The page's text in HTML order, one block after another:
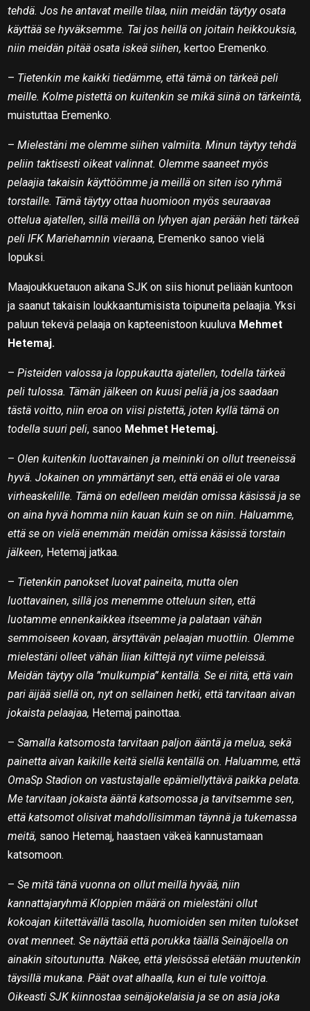
tehdä. Jos he antavat meille tilaa, niin meidän täytyy osata
käyttää se hyväksemme. Tai jos heillä on joitain heikkouksia,
niin meidän pitää osata iskeä siihen, kertoo Eremenko.
– Tietenkin me kaikki tiedämme, että tämä on tärkeä peli
meille. Kolme pistettä on kuitenkin se mikä siinä on tärkeintä,
muistuttaa Eremenko.
–Mielestäni me olemme siihen valmiita. Minun täytyy tehdä
peliin taktisesti oikeat valinnat. Olemme saaneet myös
pelaajia takaisin käyttöömme ja meillä on siten iso ryhmä
torstaille. Tämä täytyy ottaa huomioon myös seuraavaa
ottelua ajatellen, sillä meillä on lyhyen ajan perään heti tärkeä
peli IFK Mariehamnin vieraana, Eremenko sanoo vielä
lopuksi.
Maajoukkuetauon aikana SJK on siis hionut peliään kuntoon
ja saanut takaisin loukkaantumisista toipuneita pelaajia. Yksi
paluun tekevä pelaaja on kapteenistoon kuuluva Mehmet
Hetemaj.
–Pisteiden valossa ja loppukautta ajatellen, todella tärkeä
peli tulossa. Tämän jälkeen on kuusi peliä ja jos saadaan
tästä voitto, niin eroa on viisi pistettä, joten kyllä tämä on
todella suuri peli, sanoo Mehmet Hetemaj.
– Olen kuitenkin luottavainen ja meininki on ollut treeneissä
hyvä. Jokainen on ymmärtänyt sen, että enää ei ole varaa
virheaskelille. Tämä on edelleen meidän omissa käsissä ja se
on aina hyvä homma niin kauan kuin se on niin. Haluamme,
että se on vielä enemmän meidän omissa käsissä torstain
jälkeen, Hetemaj jatkaa.
– Tietenkin panokset luovat paineita, mutta olen
luottavainen, sillä jos menemme otteluun siten, että
luotamme ennenkaikkea itseemme ja palataan vähän
semmoiseen kovaan, ärsyttävän pelaajan muottiin. Olemme
mielestäni olleet vähän liian kilttejä nyt viime peleissä.
Meidän täytyy olla ”mulkumpia” kentällä. Se ei riitä, että vain
pari äijää siellä on, nyt on sellainen hetki, että tarvitaan aivan
jokaista pelaajaa, Hetemaj painottaa.
–Samalla katsomosta tarvitaan paljon ääntä ja melua, sekä
painetta aivan kaikille keitä siellä kentällä on. Haluamme, että
OmaSp Stadion on vastustajalle epämiellyttävä paikka pelata.
Me tarvitaan jokaista ääntä katsomossa ja tarvitsemme sen,
että katsomot olisivat mahdollisimman täynnä ja tukemassa
meitä, sanoo Hetemaj, haastaen väkeä kannustamaan
katsomoon.
–Se mitä tänä vuonna on ollut meillä hyvää, niin
kannattajaryhmä Kloppien määrä on mielestäni ollut
kokoajan kiitettävällä tasolla, huomioiden sen miten tulokset
ovat menneet. Se näyttää että porukka täällä Seinäjoella on
ainakin sitoutunutta. Näkee, että yleisössä eletään muutenkin
täysillä mukana. Päät ovat alhaalla, kun ei tule voittoja.
Oikeasti SJK kiinnostaa seinäjokelaisia ja se on asia joka